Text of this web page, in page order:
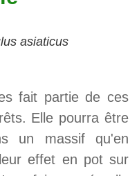
asiaticus
fait partie de ces
Elle pourra être
un massif qu'en
effet en pot sur